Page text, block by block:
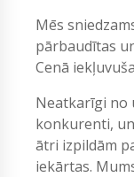
Mēs
pārbaudītas
Cenā
Neatkarīgi no
konkurenti,
ātri izpildām
iekārtas.